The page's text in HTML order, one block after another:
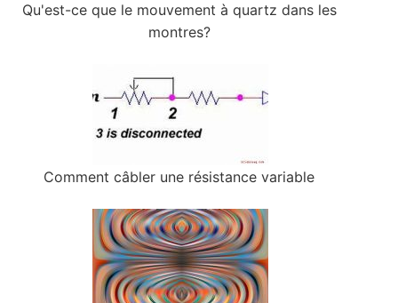
Qu'est-ce que le mouvement à quartz dans les
montres?
Comment câbler une résistance variable